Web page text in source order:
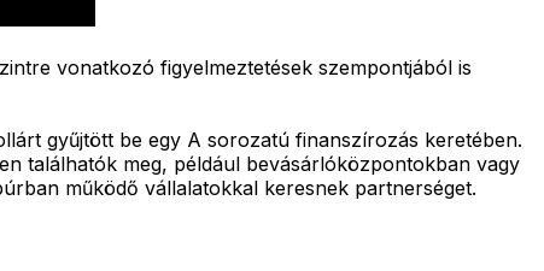
vonatkozó figyelmeztetések szempontjából is
gyűjtött be egy A sorozatú finanszírozás keretében.
találhatók meg, például bevásárlóközpontokban vagy
működő vállalatokkal keresnek partnerséget.